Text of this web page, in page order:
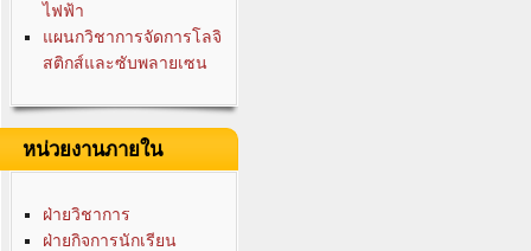
ไฟฟ้า
แผนกวิชาการจัดการโลจิ
สติกส์และซับพลายเซน
หน่วยงานภายใน
ฝ่ายวิชาการ
ฝ่ายกิจการนักเรียน